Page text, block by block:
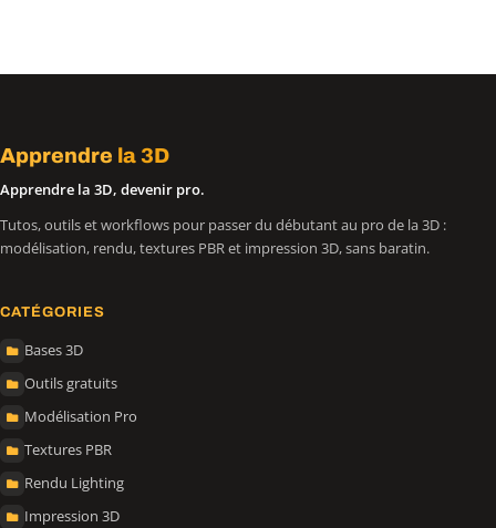
Apprendre la 3D
Apprendre la 3D, devenir pro.
Tutos, outils et workflows pour passer du débutant au pro de la 3D :
modélisation, rendu, textures PBR et impression 3D, sans baratin.
CATÉGORIES
Bases 3D
Outils gratuits
Modélisation Pro
Textures PBR
Rendu Lighting
Impression 3D